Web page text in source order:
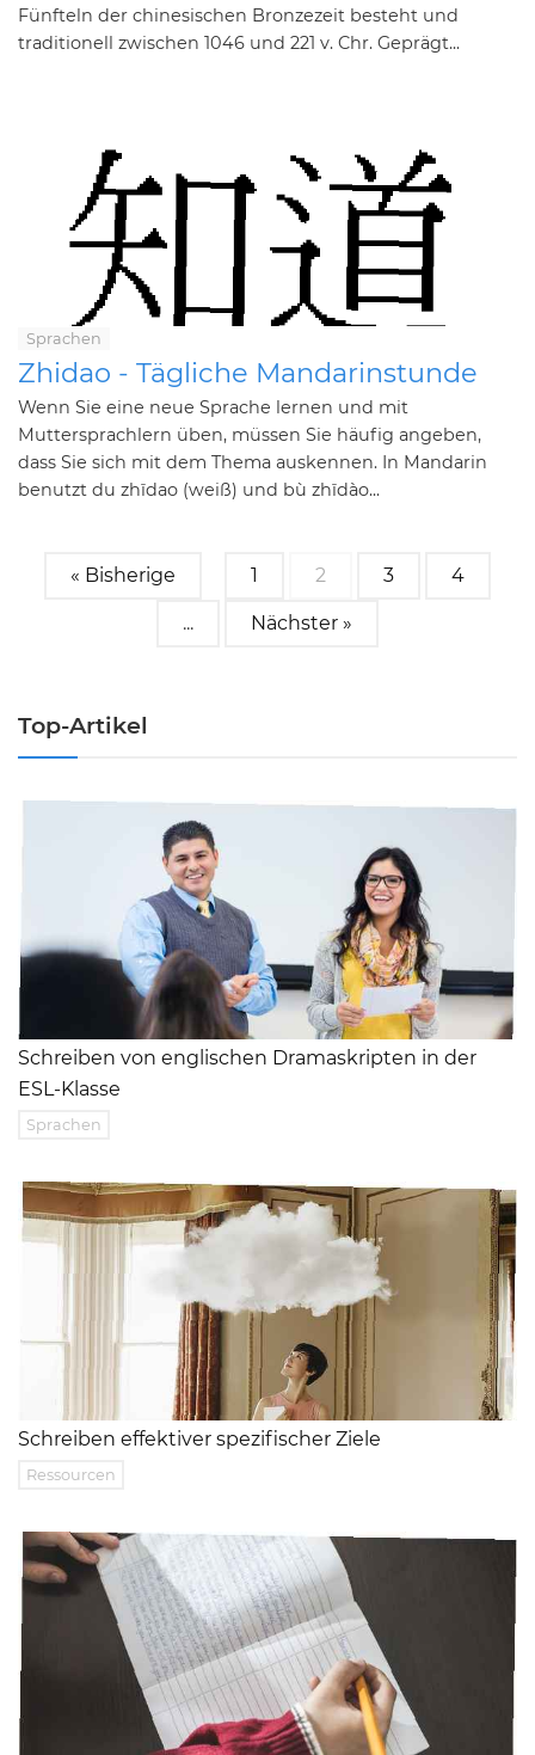
Fünfteln der chinesischen Bronzezeit besteht und
traditionell zwischen 1046 und 221 v. Chr. Geprägt...
Sprachen
Zhidao - Tägliche Mandarinstunde
Wenn Sie eine neue Sprache lernen und mit
Muttersprachlern üben, müssen Sie häufig angeben,
dass Sie sich mit dem Thema auskennen. In Mandarin
benutzt du zhīdao (weiß) und bù zhīdào...
« Bisherige 1 2 3 4
... Nächster »
Top-Artikel
Schreiben von englischen Dramaskripten in der
ESL-Klasse
Sprachen
Schreiben effektiver spezifischer Ziele
Ressourcen